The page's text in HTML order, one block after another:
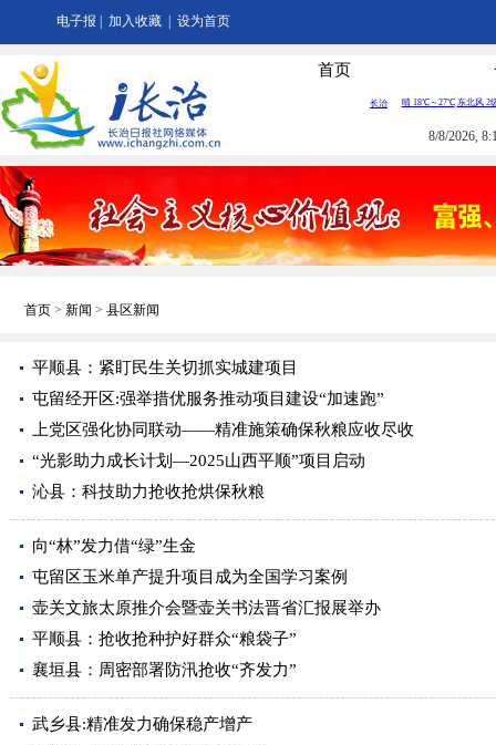
电子报 加入收藏 设为首页
首页
8/8/2026,
首页 > 新闻 > 县区新闻
平顺县：紧盯民生关切抓实城建项目
屯留经开区:强举措优服务推动项目建设“加速跑”
上党区强化协同联动——精准施策确保秋粮应收尽收
“光影助力成长计划—2025山西平顺”项目启动
沁县：科技助力抢收抢烘保秋粮
向“林”发力借“绿”生金
屯留区玉米单产提升项目成为全国学习案例
壶关文旅太原推介会暨壶关书法晋省汇报展举办
平顺县：抢收抢种护好群众“粮袋子”
襄垣县：周密部署防汛抢收“齐发力”
武乡县:精准发力确保稳产增产